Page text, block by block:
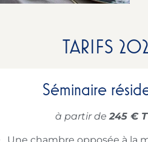
TARIFS
Séminaire
à partir de245 €